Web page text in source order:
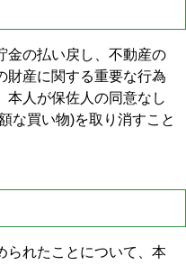
金の払い戻し、不動産の
財産に関する重要な行為
本人が保佐人の同意なし
な買い物)を取り消すこと
られたことについて、本